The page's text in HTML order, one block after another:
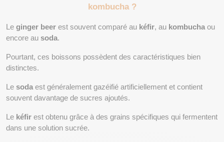
kombucha ?
Le ginger beer est souvent comparé au kéfir, au kombucha ou
encore au soda.
Pourtant, ces boissons possèdent des caractéristiques bien
distinctes.
Le soda est généralement gazéifié artificiellement et contient
souvent davantage de sucres ajoutés.
Le kéfir est obtenu grâce à des grains spécifiques qui fermentent
dans une solution sucrée.